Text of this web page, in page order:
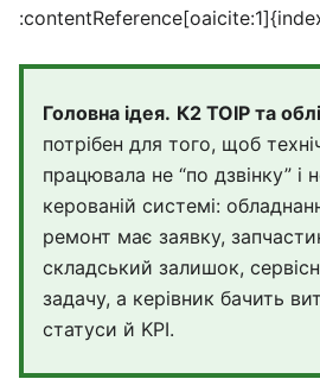
Головна ідея. К2 ТОІР та
потрібен для того, щоб
працювала не “по дзвінку” і
керованій системі:
ремонт має заявку,
складський залишок,
задачу, а керівник бачить
статуси й KPI.